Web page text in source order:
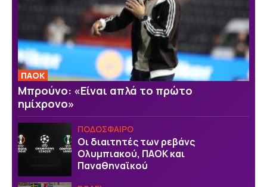
ΠΑΟΚ
Μπρούνο: «Είναι απλά το πρώτο
ημίχρονο»
ΠΟΔΟΣΦΑΙΡΟ
Οι διαιτητές των ρεβάνς
Ολυμπιακού, ΠΑΟΚ και
Παναθηναϊκού